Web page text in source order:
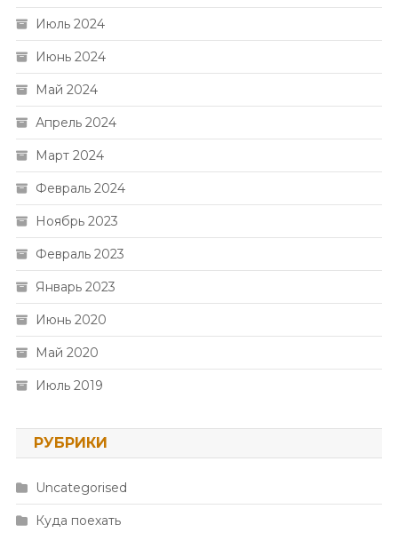
Июль 2024
Июнь 2024
Май 2024
Апрель 2024
Март 2024
Февраль 2024
Ноябрь 2023
Февраль 2023
Январь 2023
Июнь 2020
Май 2020
Июль 2019
РУБРИКИ
Uncategorised
Куда поехать